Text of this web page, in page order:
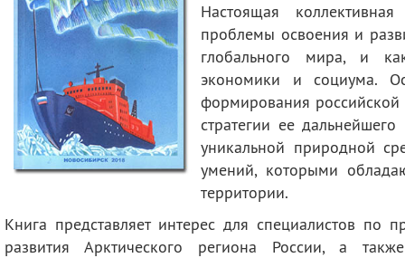
Настоящая
проблемы освоения и
глобального мира, и
экономики и социума.
формирования российской
стратегии ее
уникальной природной
умений, которыми
территории.
Книга представляет интерес для специалистов по
развития Арктического региона России, а